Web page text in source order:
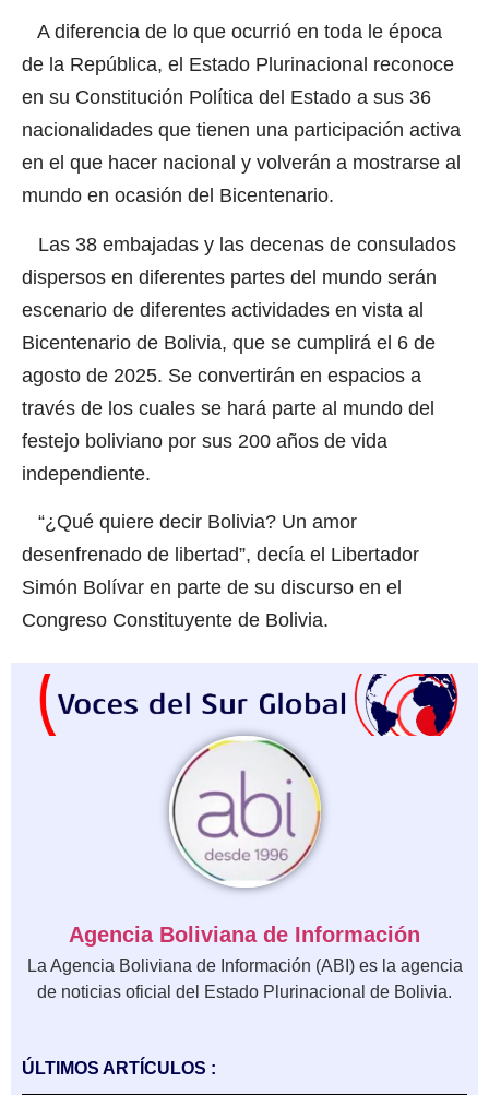
A diferencia de lo que ocurrió en toda le época
de la República, el Estado Plurinacional reconoce
en su Constitución Política del Estado a sus 36
nacionalidades que tienen una participación activa
en el que hacer nacional y volverán a mostrarse al
mundo en ocasión del Bicentenario.
Las 38 embajadas y las decenas de consulados
dispersos en diferentes partes del mundo serán
escenario de diferentes actividades en vista al
Bicentenario de Bolivia, que se cumplirá el 6 de
agosto de 2025. Se convertirán en espacios a
través de los cuales se hará parte al mundo del
festejo boliviano por sus 200 años de vida
independiente.
“¿Qué quiere decir Bolivia? Un amor
desenfrenado de libertad”, decía el Libertador
Simón Bolívar en parte de su discurso en el
Congreso Constituyente de Bolivia.
Agencia Boliviana de Información
La Agencia Boliviana de Información (ABI) es la agencia
de noticias oficial del Estado Plurinacional de Bolivia.
ÚLTIMOS ARTÍCULOS :